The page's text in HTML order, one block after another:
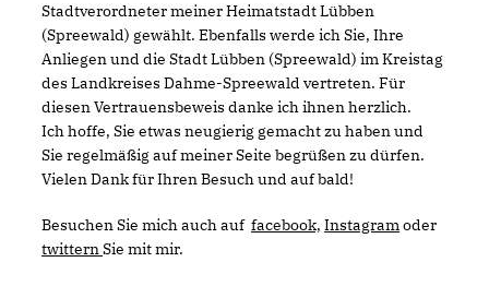
Stadtverordneter meiner Heimatstadt Lübben
(Spreewald) gewählt. Ebenfalls werde ich Sie, Ihre
Anliegen und die Stadt Lübben (Spreewald) im Kreistag
des Landkreises Dahme-Spreewald vertreten. Für
diesen Vertrauensbeweis danke ich ihnen herzlich.
Ich hoffe, Sie etwas neugierig gemacht zu haben und
Sie regelmäßig auf meiner Seite begrüßen zu dürfen.
Vielen Dank für Ihren Besuch und auf bald!
Besuchen Sie mich auch auf facebook, Instagramoder
twitternSie mit mir.